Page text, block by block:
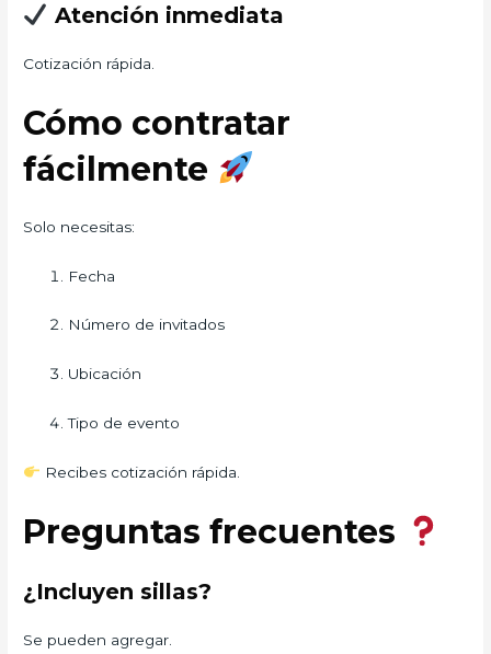
Atención inmediata
Cotización rápida.
Cómo contratar
fácilmente
Solo necesitas:
Fecha
Número de invitados
Ubicación
Tipo de evento
Recibes cotización rápida.
Preguntas frecuentes
¿Incluyen sillas?
Se pueden agregar.